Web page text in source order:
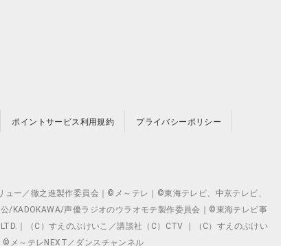
ポイントサービス利用規約 プライバシーポリシー
ー／徹之進製作委員会｜©メ～テレ｜©東海テレビ、中京テレビ、
/KADOKAWA/声優ラジオのウラオモテ製作委員会｜©東海テレビ事
｜（C）すえのぶけいこ／講談社（C）CTV ｜（C）すえのぶけい
©メ～テレNEXT／ダンスチャンネル